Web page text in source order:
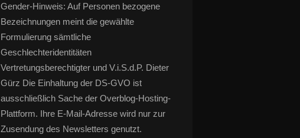
Gender-Hinweis: Auf Personen bezogene
Bezeichnungen meint die gewählte
Formulierung sämtliche
Geschlechteridentitäten
Vertretungsberechtigter und V.i.S.d.P. Dieter
Gürz Die Einhaltung der DS-GVO ist
ausschließlich Sache der Overblog-Hosting-
Plattform. Ihre E-Mail-Adresse wird nur zur
Zusendung des Newsletters genutzt.